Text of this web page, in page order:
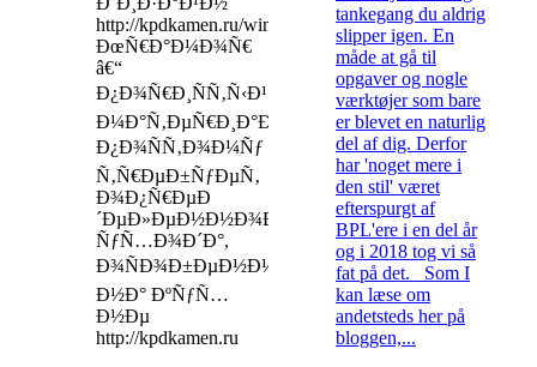
http://kpdkamen.ru/windowsills/
ÐœÑ€Ð°Ð¼Ð¾Ñ€
â€“
Ð¿Ð¾Ñ€Ð¸ÑÑ‚Ñ‹Ð¹
Ð¼Ð°Ñ‚ÐµÑ€Ð¸Ð°Ð»,
Ð¿Ð¾ÑÑ‚Ð¾Ð¼Ñƒ
Ñ‚Ñ€ÐµÐ±ÑƒÐµÑ‚
Ð¾Ð¿Ñ€ÐµÐ
´ÐµÐ»ÐµÐ½Ð½Ð¾Ð³Ð¾
ÑƒÑ…Ð¾Ð´Ð°,
Ð¾ÑÐ¾Ð±ÐµÐ½Ð½Ð¾
Ð½Ð° ÐºÑƒÑ…
Ð½Ðµ
http://kpdkamen.ru
tankegang du aldrig
slipper igen. En
måde at gå til
opgaver og nogle
værktøjer som bare
er blevet en naturlig
del af dig. Derfor
har 'noget mere i
den stil' været
efterspurgt af
BPL'ere i en del år
og i 2018 tog vi så
fat på det. Som I
kan læse om
andetsteds her på
bloggen,...